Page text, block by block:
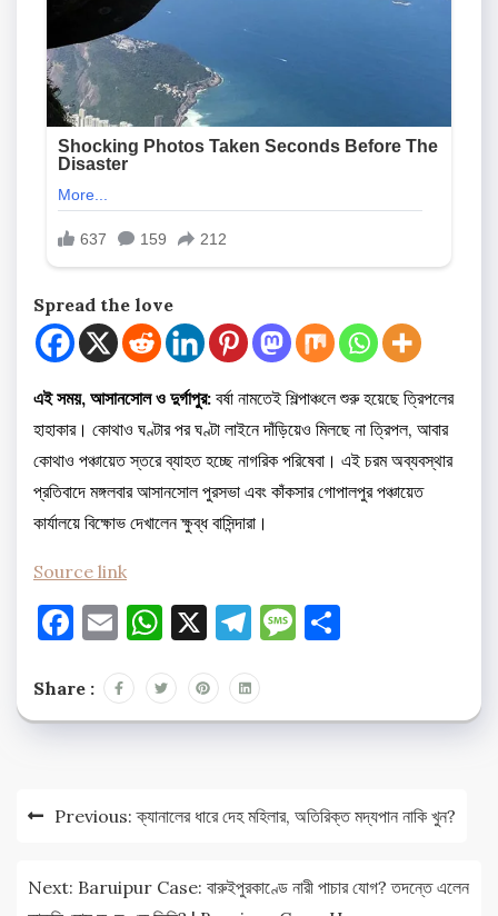
Spread the love
এই সময়, আসানসোল ও দুর্গাপুর: বর্ষা নামতেই শিল্পাঞ্চলে শুরু হয়েছে ত্রিপলের
হাহাকার। কোথাও ঘণ্টার পর ঘণ্টা লাইনে দাঁড়িয়েও মিলছে না ত্রিপল, আবার
কোথাও পঞ্চায়েত স্তরে ব্যাহত হচ্ছে নাগরিক পরিষেবা। এই চরম অব্যবস্থার
প্রতিবাদে মঙ্গলবার আসানসোল পুরসভা এবং কাঁকসার গোপালপুর পঞ্চায়েত
কার্যালয়ে বিক্ষোভ দেখালেন ক্ষুব্ধ বাসিন্দারা।
Source link
Facebook
EmailWhatsApp
X Telegram
Message
Share :
PostPrevious: ক্যানালের ধারে দেহ মহিলার, অতিরিক্ত মদ্যপান নাকি খুন?
Next: Baruipur Case: বারুইপুরকাণ্ডে নারী পাচার যোগ? তদন্তে এলেন